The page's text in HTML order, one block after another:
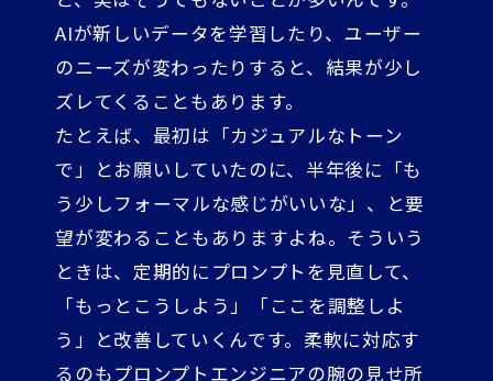
AIが新しいデータを学習したり、ユーザー
のニーズが変わったりすると、結果が少し
ズレてくることもあります。
たとえば、最初は「カジュアルなトーン
で」とお願いしていたのに、半年後に「も
う少しフォーマルな感じがいいな」、と要
望が変わることもありますよね。そういう
ときは、定期的にプロンプトを見直して、
「もっとこうしよう」「ここを調整しよ
う」と改善していくんです。柔軟に対応す
るのもプロンプトエンジニアの腕の見せ所